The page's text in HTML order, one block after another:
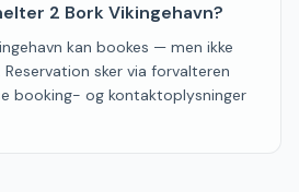
2 Bork Vikingehavn?
kan bookes — men ikke
sker via forvalteren
booking- og kontaktoplysninger